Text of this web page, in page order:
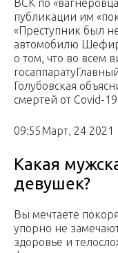
ВСК по
публикации им
«Преступник был
автомобилю
о том, что во всем
Голубовская
смертей от Сovid-
09:55Март, 24 2021
Какая
девушек?
Вы мечтаете
упорно не
здоровье и